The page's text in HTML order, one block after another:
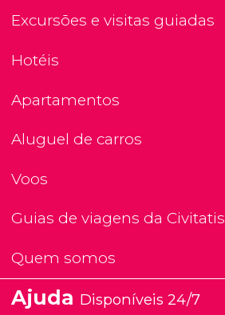
Excursões e visitas guiadas
Hotéis
Apartamentos
Aluguel de carros
Voos
Guias de viagens da Civitatis
Quem somos
Ajuda Disponíveis 24/7